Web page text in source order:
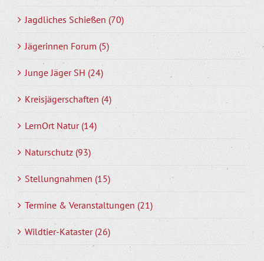
Jagdliches Schießen (70)
Jägerinnen Forum (5)
Junge Jäger SH (24)
Kreisjägerschaften (4)
LernOrt Natur (14)
Naturschutz (93)
Stellungnahmen (15)
Termine & Veranstaltungen (21)
Wildtier-Kataster (26)